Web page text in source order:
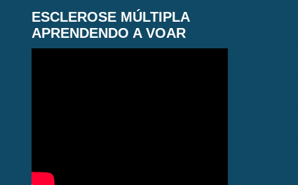
ESCLEROSE MÚLTIPLA
APRENDENDO A VOAR